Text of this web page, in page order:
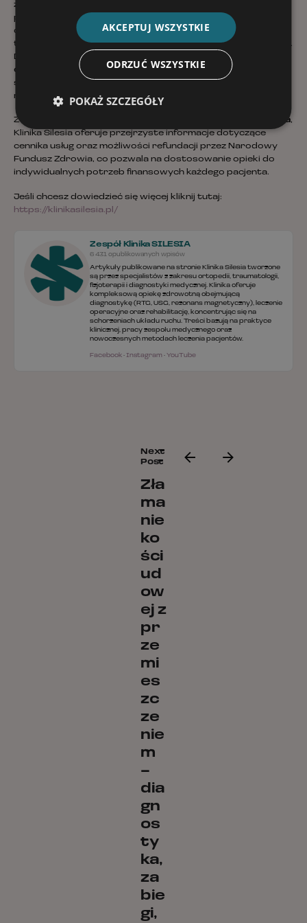
zespół wykwalifikowanych specjalistów, którzy nie tylko
przeprowadzają zabiegi, ale także służą fachowym
doradztwem i wsparciem. Dzięki temu cały proces jest nie
tylko bardziej komfortowy, ale i znacząco bardziej skuteczny.
Doświadczenie i profesjonalizm zespołu Kliniki Silesia
optymalizują proces rehabilitacyjny , co przekłada się na
szybsze uzyskanie przez pacjenta wymarzonej swobody
ruchu bez bólu.
Zainteresowanym ile kosztuje rehabilitacja w domu pacjenta,
Klinika Silesia oferuje przejrzyste informacje dotyczące
cennika usług oraz możliwości refundacji przez Narodowy
Fundusz Zdrowia, co pozwala na dostosowanie opieki do
indywidualnych potrzeb finansowych każdego pacjenta.
Jeśli chcesz dowiedzieć się więcej kliknij tutaj:
https://klinikasilesia.pl/
Zespół Klinika SILESIA
6 431 opublikowanych wpisów
Artykuły publikowane na stronie Klinika Silesia tworzone
są przez specjalistów z zakresu ortopedii, traumatologii,
fizjoterapii i diagnostyki medycznej. Klinika oferuje
kompleksową opiekę zdrowotną obejmującą
diagnostykę (RTG, USG, rezonans magnetyczny), leczenie
operacyjne oraz rehabilitację, koncentrując się na
schorzeniach układu ruchu. Treści bazują na praktyce
klinicznej, pracy zespołu medycznego oraz
nowoczesnych metodach leczenia pacjentów.
Facebook ·Instagram · YouTube
Next
Post
Zła
ma
nie
ko
ści
ud
ow
ej z
pr
ze
mi
es
zc
ze
nie
m
–
dia
gn
os
ty
ka,
za
bie
gi,
AKCEPTUJ WSZYSTKIE
ODRZUĆ WSZYSTKIE
POKAŻ SZCZEGÓŁY